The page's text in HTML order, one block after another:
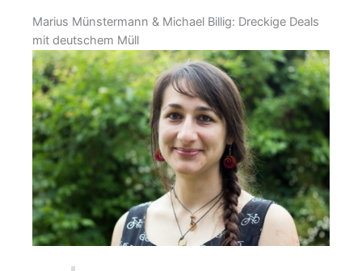
Marius Münstermann & Michael Billig: Dreckige Deals
mit deutschem Müll